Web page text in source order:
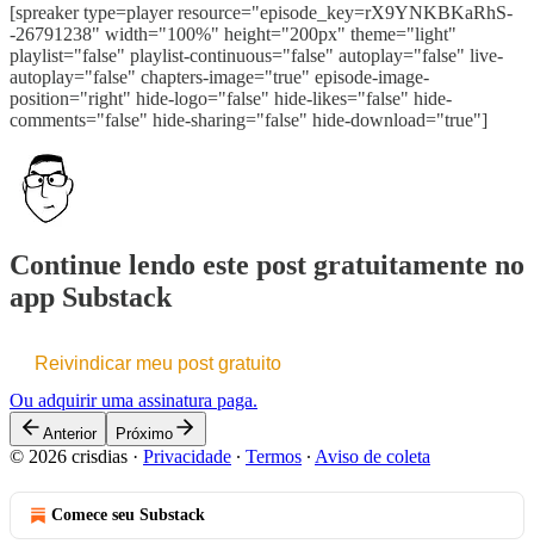
[spreaker type=player resource="episode_key=rX9YNKBKaRhS-
-26791238" width="100%" height="200px" theme="light"
playlist="false" playlist-continuous="false" autoplay="false" live-
autoplay="false" chapters-image="true" episode-image-
position="right" hide-logo="false" hide-likes="false" hide-
comments="false" hide-sharing="false" hide-download="true"]
Continue lendo este post gratuitamente no
app Substack
Reivindicar meu post gratuito
Ou adquirir uma assinatura paga.
Anterior Próximo
© 2026 crisdias · Privacidade ∙ Termos ∙ Aviso de coleta
Comece seu Substack